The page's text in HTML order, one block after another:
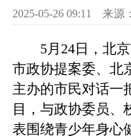
2025-05-26 09:11 来源
5月24日，北
市政协提案委、北
主办的市民对话一
目，与政协委员、
表围绕青少年身心